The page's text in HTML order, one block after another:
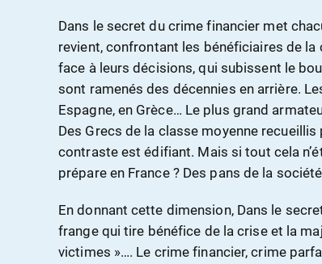
Dans le secret du crime financier met
revient, confrontant les bénéficiaires de
face à leurs décisions, qui subissent le
sont ramenés des décennies en arrière.
Espagne, en Grèce… Le plus grand
Des Grecs de la classe moyenne
contraste est édifiant. Mais si tout cela
prépare en France ? Des pans de la
En donnant cette dimension, Dans le
frange qui tire bénéfice de la crise et la
victimes »…. Le crime financier, crime